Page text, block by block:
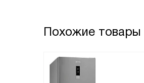
Похожие товары